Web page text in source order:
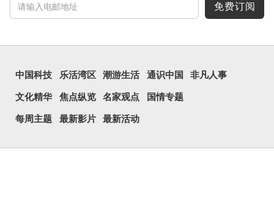
免费订阅
中国科技 乐活湾区 潮游生活 通识中国 非凡人事
文化精华 焦点纵览 名家观点 国情专题
每周主题 最新影片 最新活动